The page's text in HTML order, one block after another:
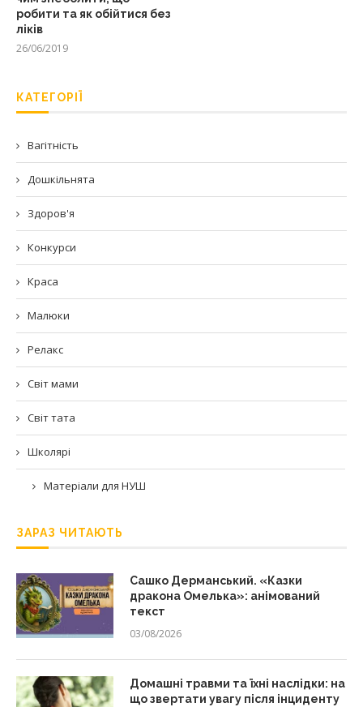
робити та як обійтися без
ліків
26/06/2019
КАТЕГОРІЇ
Вагітність
Дошкільнята
Здоров'я
Конкурси
Краса
Малюки
Релакс
Світ мами
Світ тата
Школярі
Матеріали для НУШ
ЗАРАЗ ЧИТАЮТЬ
Сашко Дерманський. «Казки
дракона Омелька»: анімований
текст
03/08/2026
Домашні травми та їхні наслідки: на
що звертати увагу після інциденту